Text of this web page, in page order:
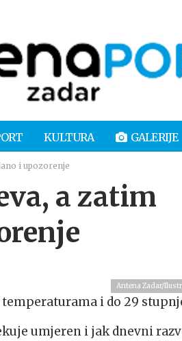
KULTURA GALERIJE
i upozorenje
a zatim
Antena Zadar/
i do 29
umjeren i jak dnevni